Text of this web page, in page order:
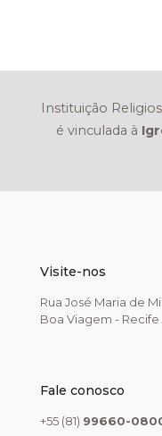
Instituição
é vinculada à
Visite-nos
Rua José Maria de
Boa Viagem - Recife
Fale conosco
+55 (81) 99660-